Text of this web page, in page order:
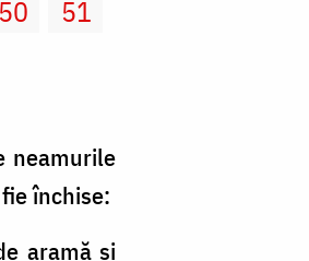
50
51
neamurile
închise:
aramă şi